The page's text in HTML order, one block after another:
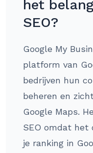
het
SEO?
Google My
platform van
bedrijven hun
beheren en
Google Maps.
SEO omdat het
je ranking in